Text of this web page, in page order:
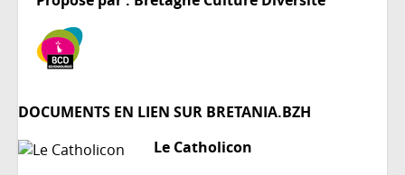
DOCUMENTS EN LIEN SUR BRETANIA.BZH
Le Catholicon